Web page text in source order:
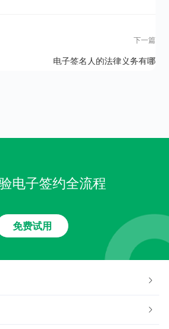
下一篇
电子签名人的法律义务有哪
电子签约全流程
免费试用